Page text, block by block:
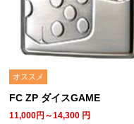
オススメ
FC ZP ダイスGAME
11,000円～14,300 円